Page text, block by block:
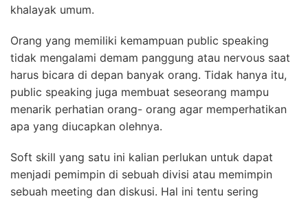
khalayak umum.
Orang yang memiliki kemampuan public speaking
tidak mengalami demam panggung atau nervous saat
harus bicara di depan banyak orang. Tidak hanya itu,
public speaking juga membuat seseorang mampu
menarik perhatian orang- orang agar memperhatikan
apa yang diucapkan olehnya.
Soft skill yang satu ini kalian perlukan untuk dapat
menjadi pemimpin di sebuah divisi atau memimpin
sebuah meeting dan diskusi. Hal ini tentu sering